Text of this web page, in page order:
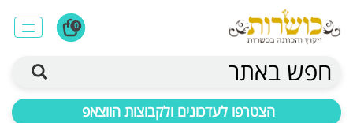
0
חפש באתר
הצטרפו לעדכונים ולקבוצות הווצאפ